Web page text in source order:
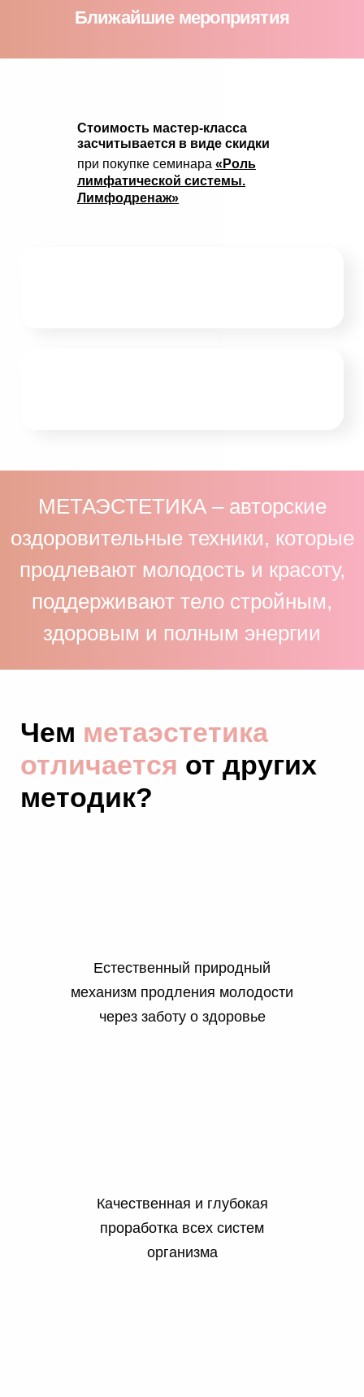
Ближайшие мероприятия
Cтоимость мастер-класса
засчитывается в виде скидки
при покупке семинара «Роль
лимфатической системы.
Лимфодренаж»
МЕТАЭСТЕТИКА – авторские
оздоровительные техники, которые
продлевают молодость и красоту,
поддерживают тело стройным,
здоровым и полным энергии
Чем метаэстетика
отличается от других
методик?
Естественный природный
механизм продления молодости
через заботу о здоровье
Качественная и глубокая
проработка всех систем
организма